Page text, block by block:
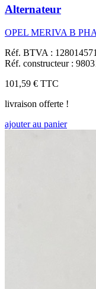
Alternateur
OPEL MERIVA B
Réf. BTVA : 128014571
Réf. constructeur :
101,59 € TTC
livraison offerte !
ajouter au panier